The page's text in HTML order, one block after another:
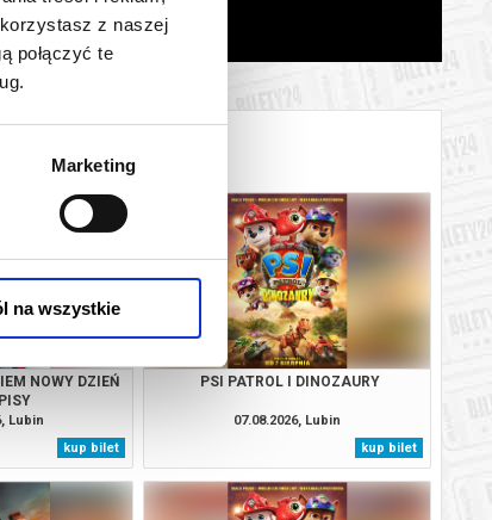
z naszej
połączyć te
Marketing
na wszystkie
NOWY DZIEŃ
Lubin
kup bilet
PSI PATROL I DINOZAURY
07.08.2026, Lubin
kup bilet